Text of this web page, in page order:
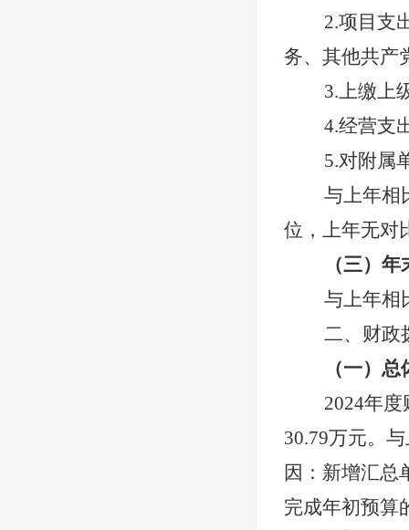
2.项目支
务、其他共产
3.上缴上
4.经营支
5.对附属
与上年相
位，上年无对
（三）
与上年相
二、财政
（一）
2024年度
30.79万元。与
因 ：新增汇
完成年初预算